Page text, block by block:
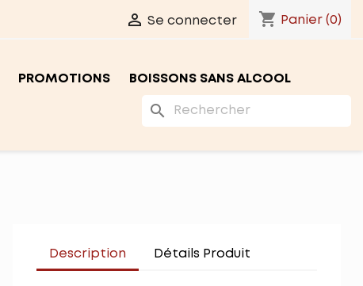
 Se connecter shopping_cart Panier (0)
PROMOTIONS BOISSONS SANS ALCOOL
search
Description Détails Produit